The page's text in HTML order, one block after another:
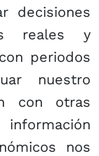
decisiones
reales y
periodos
nuestro
con otras
nos